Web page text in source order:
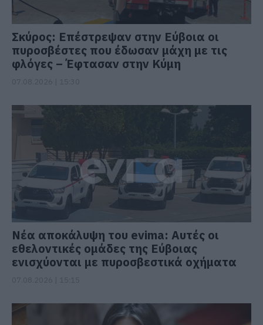
Σκύρος: Επέστρεψαν στην Εύβοια οι
πυροσβέστες που έδωσαν μάχη με τις
φλόγες – Έφτασαν στην Κύμη
Νέα αποκάλυψη του evima: Αυτές οι
εθελοντικές ομάδες της Εύβοιας
ενισχύονται με πυροσβεστικά οχήματα